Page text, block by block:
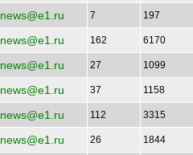
news@e1.ru 7 197
news@e1.ru 162 6170
news@e1.ru 27 1099
news@e1.ru 37 1158
news@e1.ru 112 3315
news@e1.ru 26 1844